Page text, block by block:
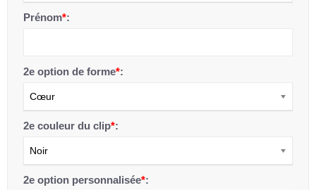
Prénom*:
2e option de forme*:
Cœur
2e couleur du clip*:
Noir
2e option personnalisée*: